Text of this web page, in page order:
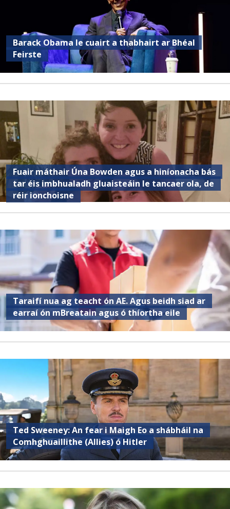
Barack Obama le cuairt a thabhairt ar Bhéal
Feirste
Fuair ​​máthair Úna Bowden agus a hiníonacha bás
tar éis imbhualadh gluaisteáin le tancaer ola, de
réir ionchoisne
Taraifí nua ag teacht ón AE. Agus beidh siad ar
earraí ón mBreatain agus ó thíortha eile
Ted Sweeney: An fear i Maigh Eo a shábháil na
Comhghuaillithe (Allies) ó Hitler